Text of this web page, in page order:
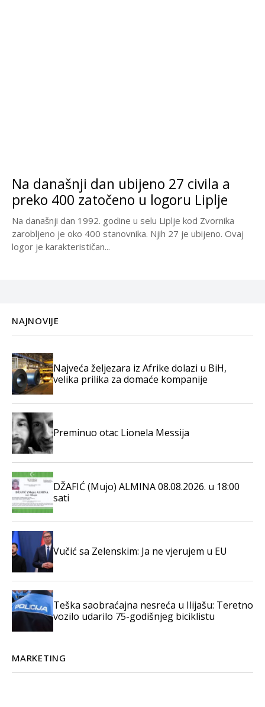
Na današnji dan ubijeno 27 civila a
preko 400 zatočeno u logoru Liplje
Na današnji dan 1992. godine u selu Liplje kod Zvornika
zarobljeno je oko 400 stanovnika. Njih 27 je ubijeno. Ovaj
logor je karakterističan...
NAJNOVIJE
Najveća željezara iz Afrike dolazi u BiH,
velika prilika za domaće kompanije
Preminuo otac Lionela Messija
DŽAFIĆ (Mujo) ALMINA 08.08.2026. u 18:00
sati
Vučić sa Zelenskim: Ja ne vjerujem u EU
Teška saobraćajna nesreća u Ilijašu: Teretno
vozilo udarilo 75-godišnjeg biciklistu
MARKETING